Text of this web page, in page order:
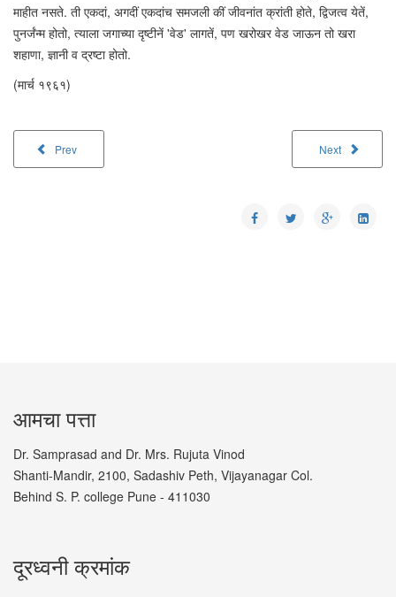
माहीत नसते. ती एकदां, अगदीं एकदांच समजली कीं जीवनांत क्रांती होते, द्विजत्व येतें,
पुनर्जंन्म होतो, त्याला जगाच्या दृष्टीनें 'वेड' लागतें, पण खरोखर वेड जाऊन तो खरा
शहाणा, ज्ञानी व द्रष्टा होतो.
(मार्च १९६१)
Prev Next
आमचा पत्ता
Dr. Samprasad and Dr. Mrs. Rujuta Vinod
Shanti-Mandir, 2100, Sadashiv Peth, Vijayanagar Col.
Behind S. P. college Pune - 411030
दूरध्वनी क्रमांक